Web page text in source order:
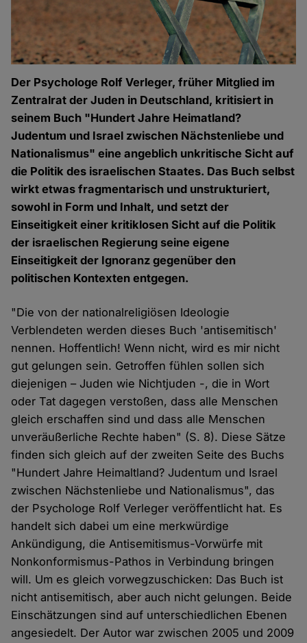
Der Psychologe Rolf Verleger, früher Mitglied im
Zentralrat der Juden in Deutschland, kritisiert in
seinem Buch "Hundert Jahre Heimatland?
Judentum und Israel zwischen Nächstenliebe und
Nationalismus" eine angeblich unkritische Sicht auf
die Politik des israelischen Staates. Das Buch selbst
wirkt etwas fragmentarisch und unstrukturiert,
sowohl in Form und Inhalt, und setzt der
Einseitigkeit einer kritiklosen Sicht auf die Politik
der israelischen Regierung seine eigene
Einseitigkeit der Ignoranz gegenüber den
politischen Kontexten entgegen.
"Die von der nationalreligiösen Ideologie
Verblendeten werden dieses Buch 'antisemitisch'
nennen. Hoffentlich! Wenn nicht, wird es mir nicht
gut gelungen sein. Getroffen fühlen sollen sich
diejenigen – Juden wie Nichtjuden -, die in Wort
oder Tat dagegen verstoßen, dass alle Menschen
gleich erschaffen sind und dass alle Menschen
unveräußerliche Rechte haben" (S. 8). Diese Sätze
finden sich gleich auf der zweiten Seite des Buchs
"Hundert Jahre Heimaltland? Judentum und Israel
zwischen Nächstenliebe und Nationalismus", das
der Psychologe Rolf Verleger veröffentlicht hat. Es
handelt sich dabei um eine merkwürdige
Ankündigung, die Antisemitismus-Vorwürfe mit
Nonkonformismus-Pathos in Verbindung bringen
will. Um es gleich vorwegzuschicken: Das Buch ist
nicht antisemitisch, aber auch nicht gelungen. Beide
Einschätzungen sind auf unterschiedlichen Ebenen
angesiedelt. Der Autor war zwischen 2005 und 2009